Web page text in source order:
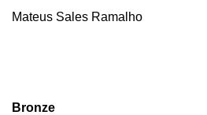
Mateus Sales Ramalho
Bronze